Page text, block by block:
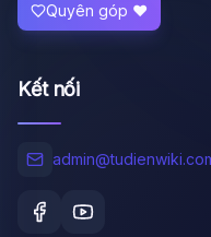
Quyên góp ❤️
Kết nối